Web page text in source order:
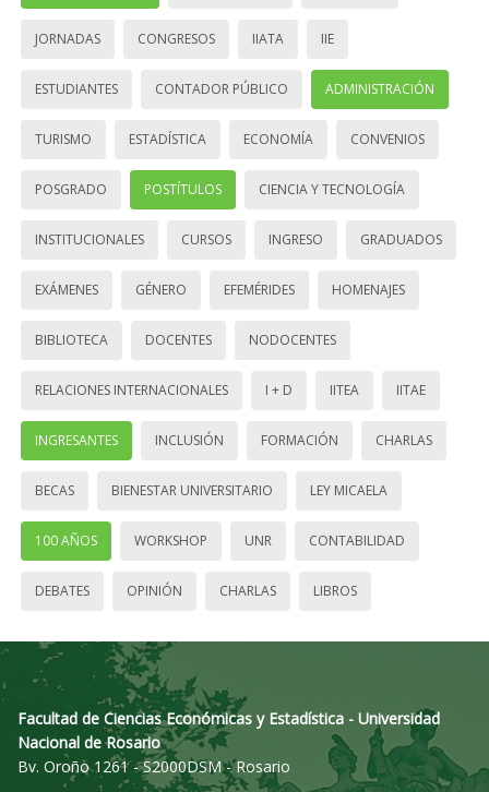
JORNADAS CONGRESOS IIATA IIE
ESTUDIANTES CONTADOR PÚBLICO ADMINISTRACIÓN
TURISMO ESTADÍSTICA ECONOMÍA CONVENIOS
POSGRADO POSTÍTULOS CIENCIA Y TECNOLOGÍA
INSTITUCIONALES CURSOS INGRESO GRADUADOS
EXÁMENES GÉNERO EFEMÉRIDES HOMENAJES
BIBLIOTECA DOCENTES NODOCENTES
RELACIONES INTERNACIONALES I + D IITEA IITAE
INGRESANTES INCLUSIÓN FORMACIÓN CHARLAS
BECAS BIENESTAR UNIVERSITARIO LEY MICAELA
100 AÑOS WORKSHOP UNR CONTABILIDAD
DEBATES OPINIÓN CHARLAS LIBROS
Facultad de Ciencias Económicas y Estadística - Universidad
Nacional de Rosario
Bv. Oroño 1261 - S2000DSM - Rosario